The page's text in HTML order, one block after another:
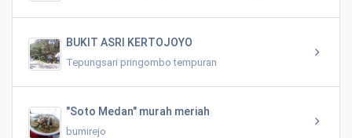
BUKIT ASRI KERTOJOYO
Tepungsari pringombo tempuran
"Soto Medan" murah meriah
bumirejo